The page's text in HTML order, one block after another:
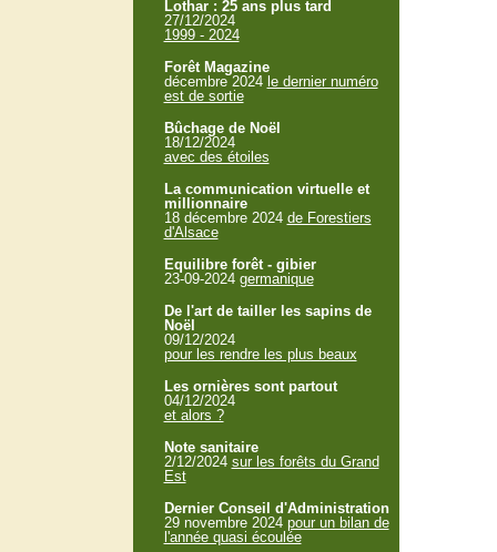
Lothar : 25 ans plus tard
27/12/2024
1999 - 2024
Forêt Magazine
décembre 2024 le dernier numéro
est de sortie
Bûchage de Noël
18/12/2024
avec des étoiles
La communication virtuelle et
millionnaire
18 décembre 2024 de Forestiers
d'Alsace
Equilibre forêt - gibier
23-09-2024 germanique
De l'art de tailler les sapins de
Noël
09/12/2024
pour les rendre les plus beaux
Les ornières sont partout
04/12/2024
et alors ?
Note sanitaire
2/12/2024 sur les forêts du Grand
Est
Dernier Conseil d'Administration
29 novembre 2024 pour un bilan de
l'année quasi écoulée